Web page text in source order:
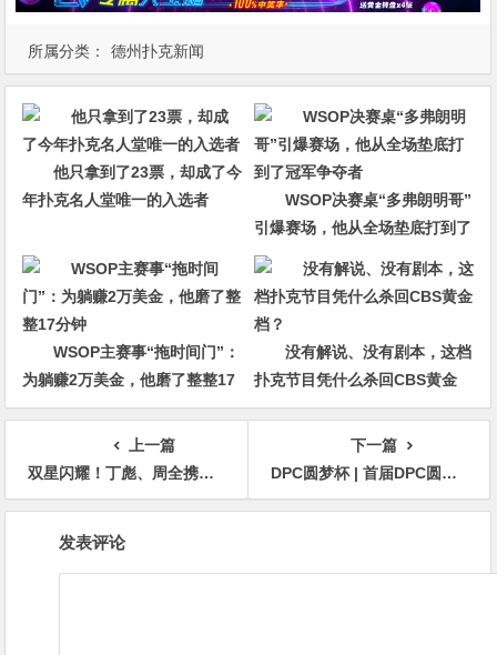
所属分类： 德州扑克新闻
他只拿到了23票，却成了今
年扑克名人堂唯一的入选者
WSOP决赛桌“多弗朗明哥”
引爆赛场，他从全场垫底打到了
冠军争夺者
WSOP主赛事“拖时间门”：
为躺赚2万美金，他磨了整整17
分钟
没有解说、没有剧本，这档
扑克节目凭什么杀回CBS黄金
档？
上一篇
双星闪耀！丁彪、周全携手突破中扑榜5,000积分；国产赛事积极探索创新模式！
下一篇
DPC圆梦杯 | 首届DPC圆满落幕，北京选手周小波天命所归，逆流而上圆梦福州
发表评论